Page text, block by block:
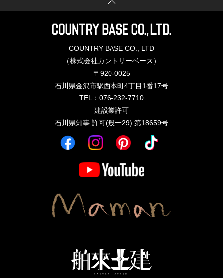
COUNTRY BASE CO., LTD
（株式会社カントリーベース）
〒920-0025
石川県金沢市駅西本町4丁目1番17号
TEL：076-232-7710
建設業許可
石川県知事 許可(般一29) 第18659号